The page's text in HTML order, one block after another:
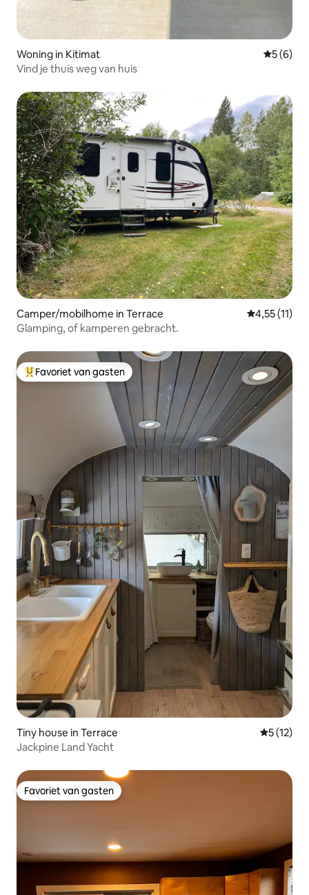
Woning in Kitimat
5 (6)
Vind je thuis weg van huis
Camper/mobilhome in Terrace Gemiddelde
4,55 (11)
Glamping, of kamperen gebracht.
Topfavoriet van gasten
Favoriet van gasten
Tiny house in Terrace
5 (12)
Jackpine Land Yacht
Favoriet van gasten
Favoriet van gasten